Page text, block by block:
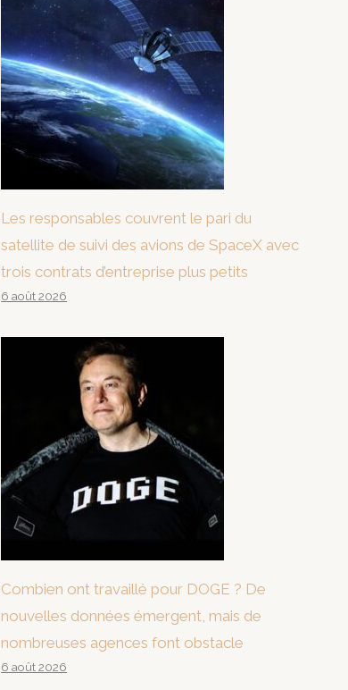
Les responsables couvrent le pari du
satellite de suivi des avions de SpaceX avec
trois contrats d’entreprise plus petits
6 août 2026
Combien ont travaillé pour DOGE ? De
nouvelles données émergent, mais de
nombreuses agences font obstacle
6 août 2026